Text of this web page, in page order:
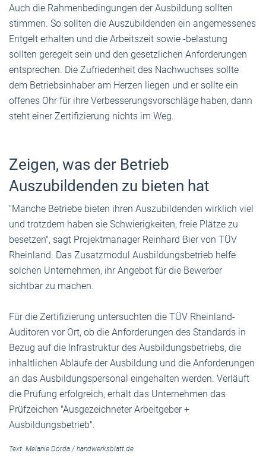
Auch die Rahmenbedingungen der Ausbildung sollten
stimmen. So sollten die Auszubildenden ein angemessenes
Entgelt erhalten und die Arbeitszeit sowie -belastung
sollten geregelt sein und den gesetzlichen Anforderungen
entsprechen. Die Zufriedenheit des Nachwuchses sollte
dem Betriebsinhaber am Herzen liegen und er sollte ein
offenes Ohr für ihre Verbesserungsvorschläge haben, dann
steht einer Zertifizierung nichts im Weg.
Zeigen, was der Betrieb
Auszubildenden zu bieten hat
"Manche Betriebe bieten ihren Auszubildenden wirklich viel
und trotzdem haben sie Schwierigkeiten, freie Plätze zu
besetzen", sagt Projektmanager Reinhard Bier von TÜV
Rheinland. Das Zusatzmodul Ausbildungsbetrieb helfe
solchen Unternehmen, ihr Angebot für die Bewerber
sichtbar zu machen.
Für die Zertifizierung untersuchten die TÜV Rheinland-
Auditoren vor Ort, ob die Anforderungen des Standards in
Bezug auf die Infrastruktur des Ausbildungsbetriebs, die
inhaltlichen Abläufe der Ausbildung und die Anforderungen
an das Ausbildungspersonal eingehalten werden. Verläuft
die Prüfung erfolgreich, erhält das Unternehmen das
Prüfzeichen "Ausgezeichneter Arbeitgeber +
Ausbildungsbetrieb".
Text: Melanie Dorda / handwerksblatt.de